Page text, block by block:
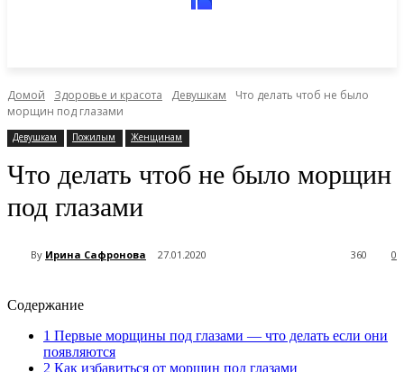
Домой Здоровье и красота Девушкам
Что делать чтоб не было
морщин под глазами
Девушкам Пожилым Женщинам
Что делать чтоб не было морщин
под глазами
By Ирина Сафронова 27.01.2020 0
360
Содержание
1 Первые морщины под глазами — что делать если они
появляются
2 Как избавиться от морщин под глазами